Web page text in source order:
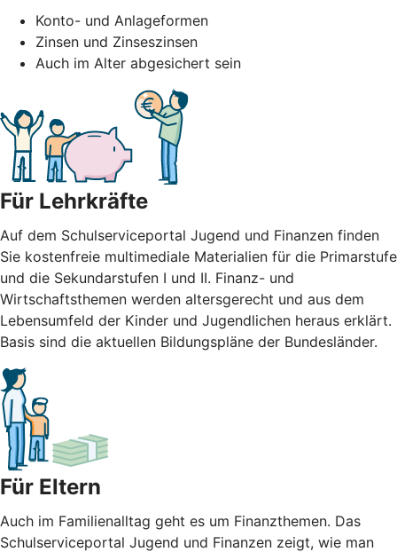
Konto- und Anlageformen
Zinsen und Zinseszinsen
Auch im Alter abgesichert sein
Für Lehrkräfte
Auf dem Schulserviceportal Jugend und Finanzen finden
Sie kostenfreie multimediale Materialien für die Primarstufe
und die Sekundarstufen I und II. Finanz- und
Wirtschaftsthemen werden altersgerecht und aus dem
Lebensumfeld der Kinder und Jugendlichen heraus erklärt.
Basis sind die aktuellen Bildungspläne der Bundesländer.
Für Eltern
Auch im Familienalltag geht es um Finanzthemen. Das
Schulserviceportal Jugend und Finanzen zeigt, wie man